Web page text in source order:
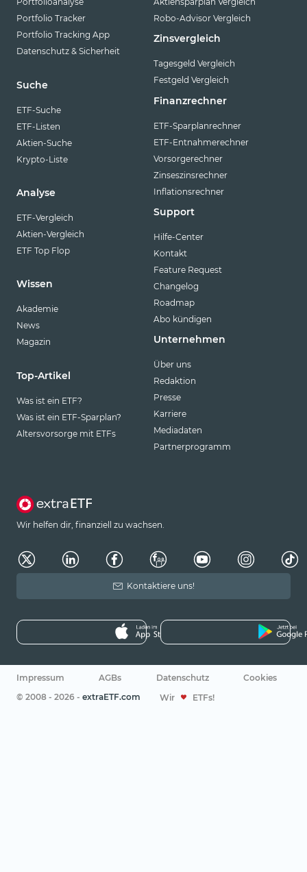
Portfolio Tracker
Portfolio Tracking App
Datenschutz & Sicherheit
Suche
ETF-Suche
ETF-Listen
Aktien-Suche
Krypto-Liste
Analyse
ETF-Vergleich
Aktien-Vergleich
ETF Top Flop
Wissen
Akademie
News
Magazin
Top-Artikel
Was ist ein ETF?
Was ist ein ETF-Sparplan?
Altersvorsorge mit ETFs
Robo-Advisor Vergleich
Zinsvergleich
Tagesgeld Vergleich
Festgeld Vergleich
Finanzrechner
ETF-Sparplanrechner
ETF-Entnahmerechner
Vorsorgerechner
Zinseszinsrechner
Inflationsrechner
Support
Hilfe-Center
Kontakt
Feature Request
Changelog
Roadmap
Abo kündigen
Unternehmen
Über uns
Redaktion
Presse
Karriere
Mediadaten
Partnerprogramm
Wir helfen dir, finanziell zu wachsen.
Kontaktiere uns!
Impressum AGBs Datenschutz
Cookies
© 2008 - 2026 - extraETF.com Wir ETFs!